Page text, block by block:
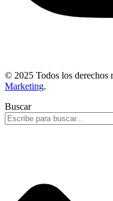
© 2025 Todos los derechos
Marketing.
Buscar